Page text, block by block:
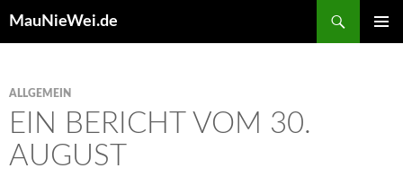
MauNieWei.de
ALLGEMEIN
EIN BERICHT VOM 30.
AUGUST